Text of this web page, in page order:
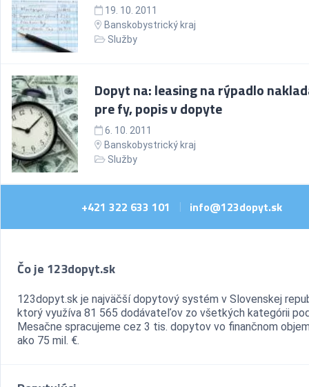
19. 10. 2011
Banskobystrický kraj
Služby
Dopyt na: leasing na rýpadlo
pre fy, popis v dopyte
6. 10. 2011
Banskobystrický kraj
Služby
+421 322 633 101 | info@123dopyt.sk
Čo je 123dopyt.sk
123dopyt.sk je najväčší dopytový systém v Slovenskej
ktorý využíva 81 565 dodávateľov zo všetkých kategórii
Mesačne spracujeme cez 3 tis. dopytov vo finančnom
ako 75 mil. €.